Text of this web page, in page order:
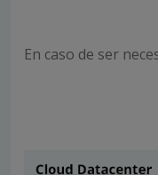
En caso de ser